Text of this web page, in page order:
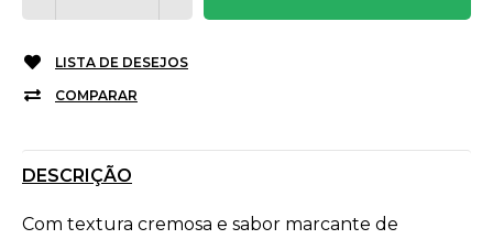
LISTA DE DESEJOS
COMPARAR
DESCRIÇÃO
Com textura cremosa e sabor marcante de